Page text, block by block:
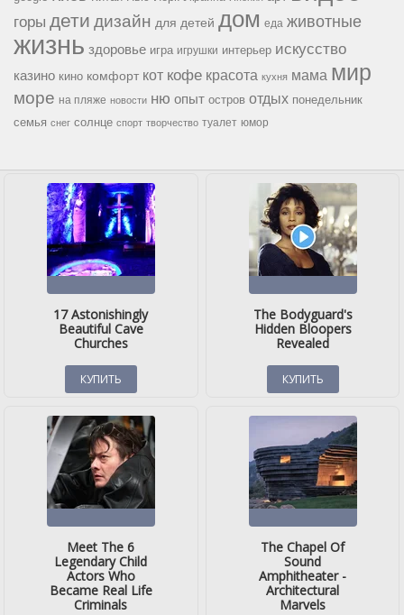
горы дети дизайн для детей дом еда животные
жизнь здоровье игра игрушки интерьер искусство
казино кино комфорт кот кофе красота кухня мама мир
море на пляже новости ню опыт остров отдых понедельник
семья снег солнце спорт творчество туалет юмор